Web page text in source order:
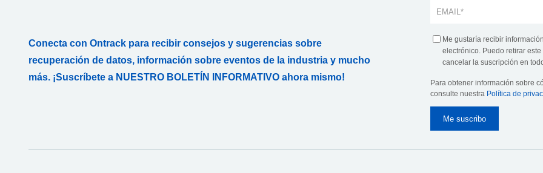
Conecta con Ontrack para recibir consejos y sugerencias sobre
recuperación de datos, información sobre eventos de la industria y mucho
más. ¡Suscríbete a NUESTRO BOLETÍN INFORMATIVO ahora mismo!
Me gustaría recibir
electrónico. Puedo retirar
cancelar la suscripción en
Para obtener información sobre
consulte nuestra Política de